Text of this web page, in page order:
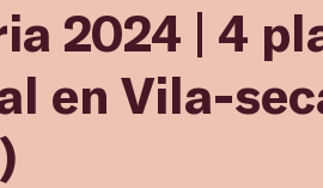
2024 | 4
en Vila-